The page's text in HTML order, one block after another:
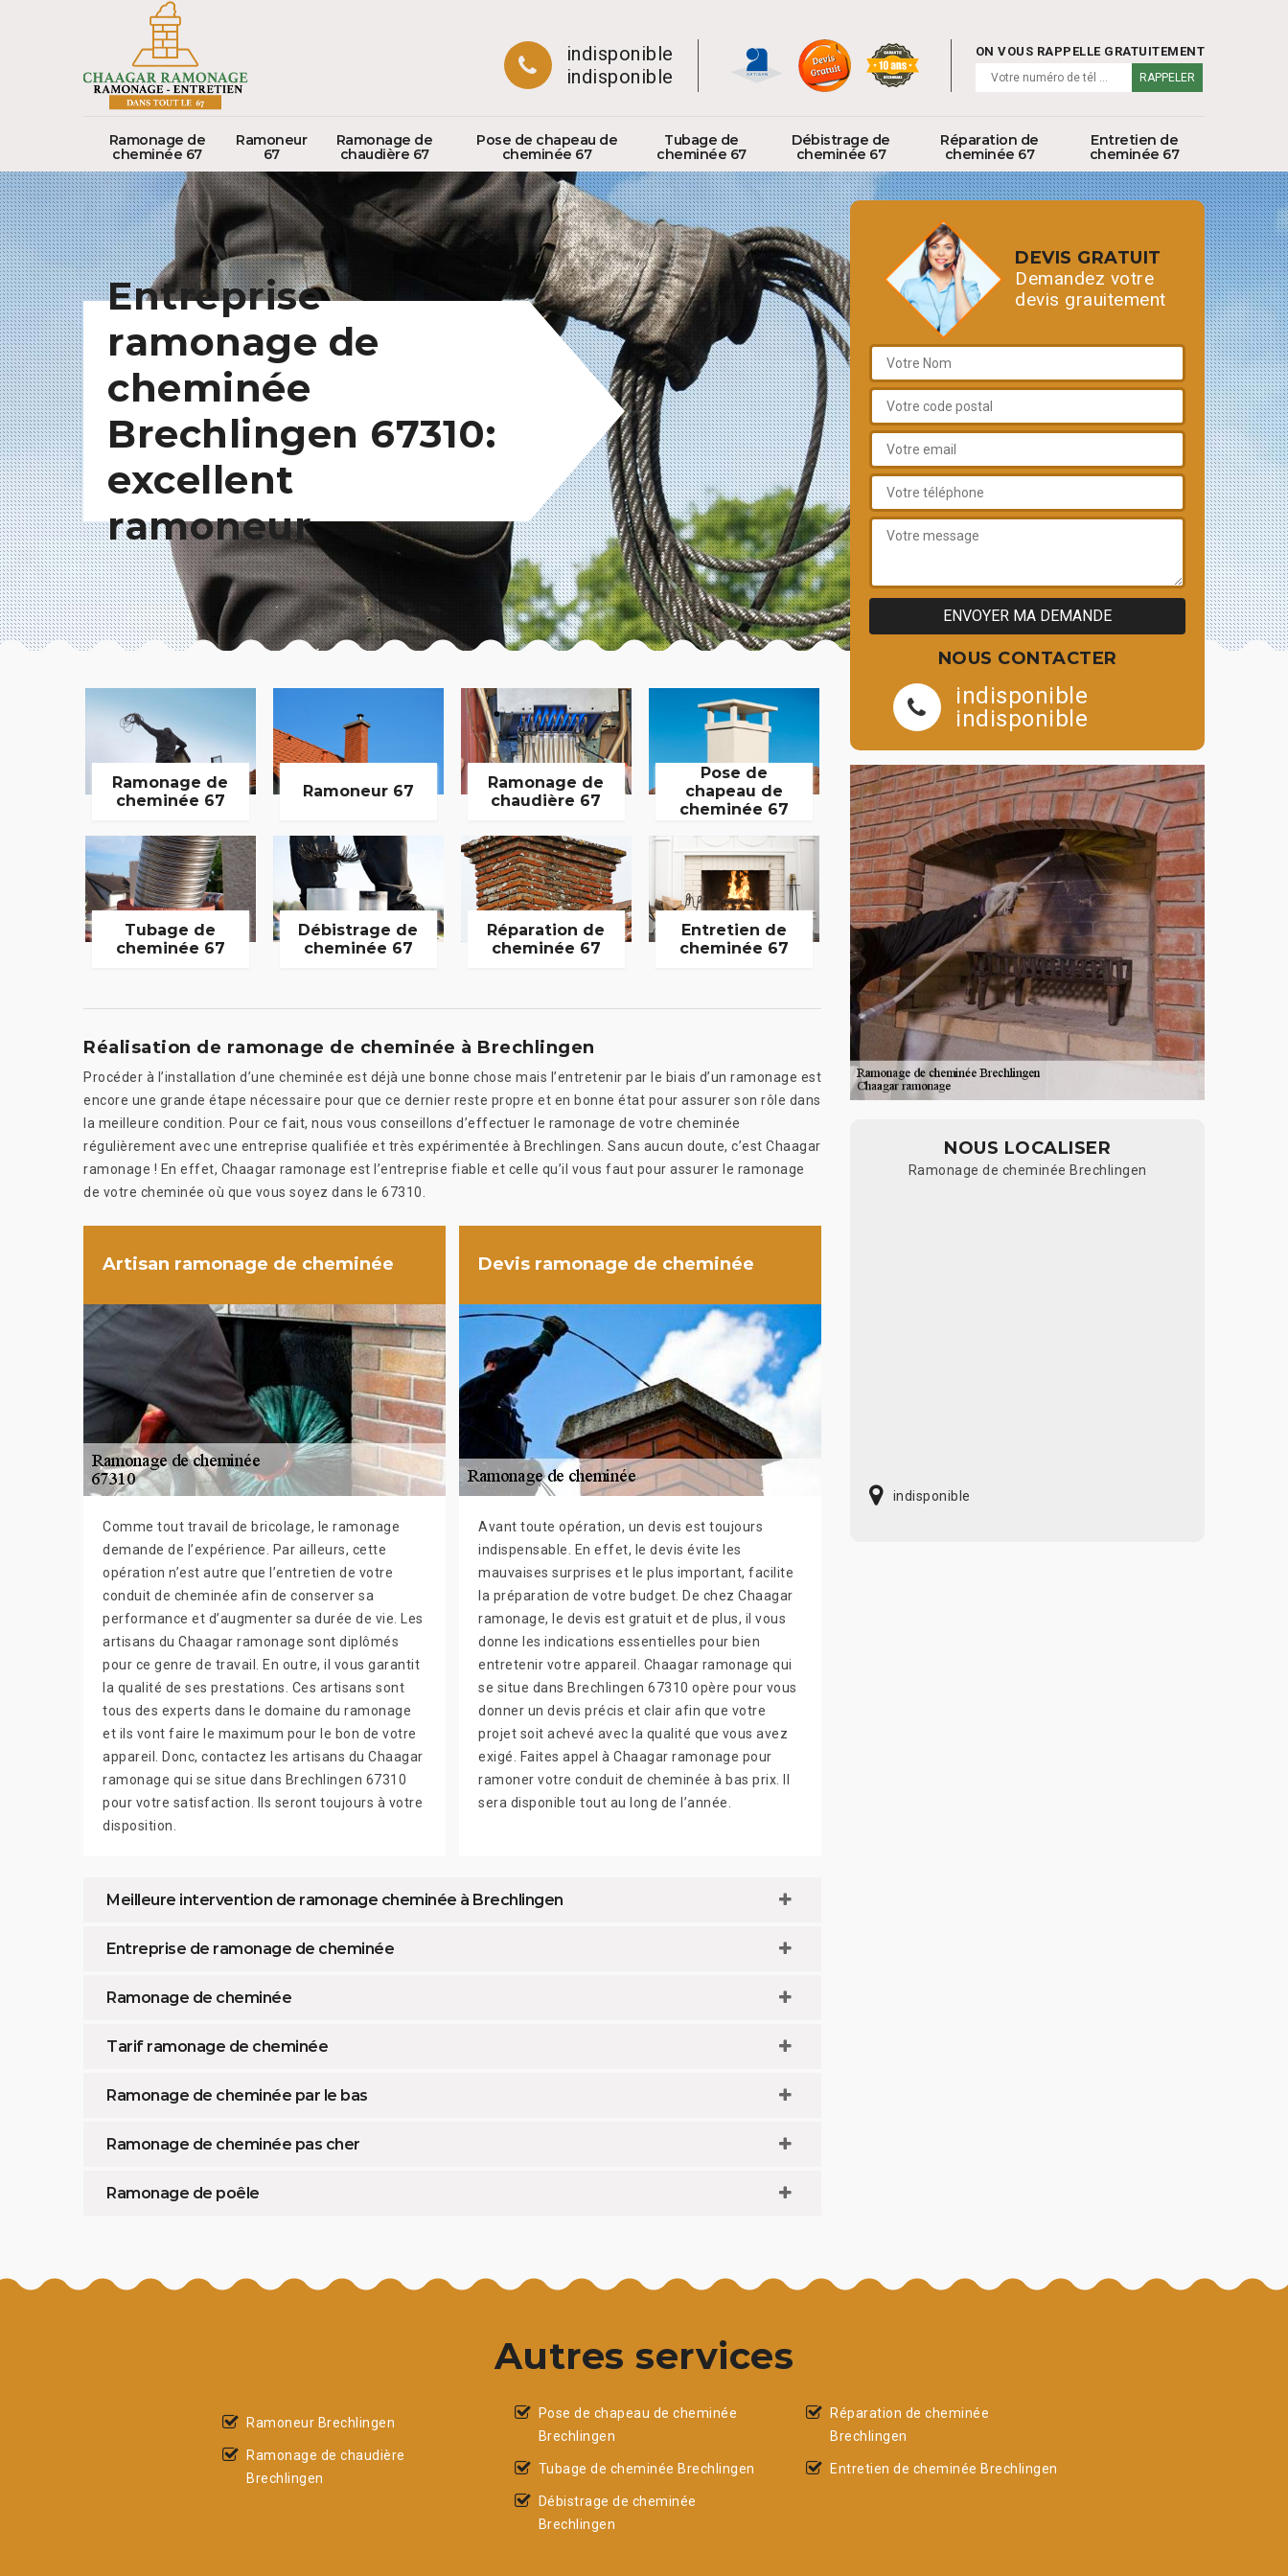
indisponible
indisponible
ON VOUS RAPPELLE GRATUITEMENT
Ramonage de
cheminée 67
Ramoneur
67
Ramonage de
chaudière 67
Pose de chapeau de
cheminée 67
Tubage de
cheminée 67
Débistrage de
cheminée 67
Réparation de
cheminée 67
Entretien de
cheminée 67
Entreprise
ramonage de
cheminée
Brechlingen 67310:
excellent
ramoneur
Ramonage de
cheminée 67
Ramoneur 67
Ramonage de
chaudière 67
Pose de
chapeau de
cheminée 67
Tubage de
cheminée 67
Débistrage de
cheminée 67
Réparation de
cheminée 67
Entretien de
cheminée 67
Réalisation de ramonage de cheminée à Brechlingen
Procéder à l’installation d’une cheminée est déjà une bonne chose mais l’entretenir par le biais d’un ramonage est
encore une grande étape nécessaire pour que ce dernier reste propre et en bonne état pour assurer son rôle dans
la meilleure condition. Pour ce fait, nous vous conseillons d’effectuer le ramonage de votre cheminée
régulièrement avec une entreprise qualifiée et très expérimentée à Brechlingen. Sans aucun doute, c’est Chaagar
ramonage ! En effet, Chaagar ramonage est l’entreprise fiable et celle qu’il vous faut pour assurer le ramonage
de votre cheminée où que vous soyez dans le 67310.
Artisan ramonage de cheminée
Comme tout travail de bricolage, le ramonage
demande de l’expérience. Par ailleurs, cette
opération n’est autre que l’entretien de votre
conduit de cheminée afin de conserver sa
performance et d’augmenter sa durée de vie. Les
artisans du Chaagar ramonage sont diplômés
pour ce genre de travail. En outre, il vous garantit
la qualité de ses prestations. Ces artisans sont
tous des experts dans le domaine du ramonage
et ils vont faire le maximum pour le bon de votre
appareil. Donc, contactez les artisans du Chaagar
ramonage qui se situe dans Brechlingen 67310
pour votre satisfaction. Ils seront toujours à votre
disposition.
Devis ramonage de cheminée
Avant toute opération, un devis est toujours
indispensable. En effet, le devis évite les
mauvaises surprises et le plus important, facilite
la préparation de votre budget. De chez Chaagar
ramonage, le devis est gratuit et de plus, il vous
donne les indications essentielles pour bien
entretenir votre appareil. Chaagar ramonage qui
se situe dans Brechlingen 67310 opère pour vous
donner un devis précis et clair afin que votre
projet soit achevé avec la qualité que vous avez
exigé. Faites appel à Chaagar ramonage pour
ramoner votre conduit de cheminée à bas prix. Il
sera disponible tout au long de l’année.
Meilleure intervention de ramonage cheminée à Brechlingen
Entreprise de ramonage de cheminée
Ramonage de cheminée
Tarif ramonage de cheminée
Ramonage de cheminée par le bas
Ramonage de cheminée pas cher
Ramonage de poêle
DEVIS GRATUIT
Demandez votre
devis grauitement
NOUS CONTACTER
indisponible
indisponible
NOUS LOCALISER
Ramonage de cheminée Brechlingen
indisponible
Autres services
Ramoneur Brechlingen
Ramonage de chaudière
Brechlingen
Pose de chapeau de cheminée
Brechlingen
Tubage de cheminée Brechlingen
Débistrage de cheminée
Brechlingen
Réparation de cheminée
Brechlingen
Entretien de cheminée Brechlingen